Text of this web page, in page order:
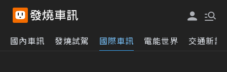
國內車訊 發燒試駕 國際車訊 電能世界 交通新訊